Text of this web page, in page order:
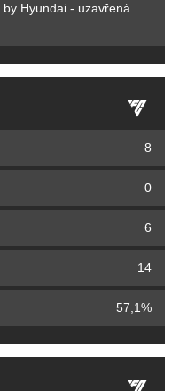
Hyundai - uzavřená
8
0
6
14
57,1%